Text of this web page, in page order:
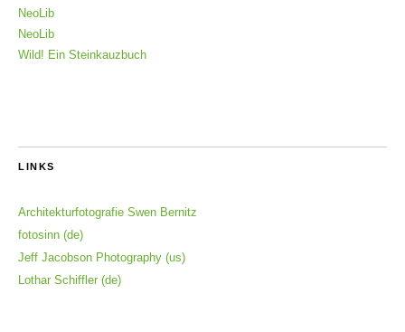
NeoLib
NeoLib
Wild! Ein Steinkauzbuch
LINKS
Architekturfotografie Swen Bernitz
fotosinn (de)
Jeff Jacobson Photography (us)
Lothar Schiffler (de)